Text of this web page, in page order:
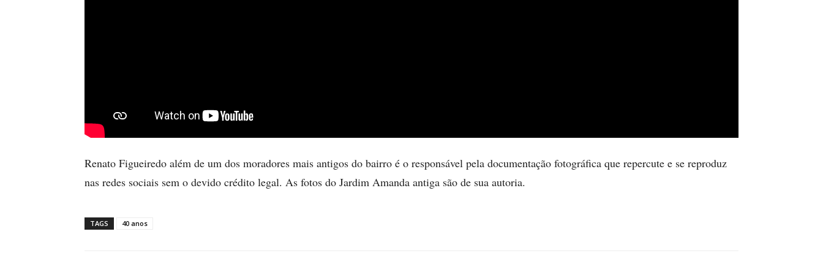
Renato Figueiredo além de um dos moradores mais antigos do bairro é o responsável pela documentação fotográfica que repercute e se reproduz
nas redes sociais sem o devido crédito legal. As fotos do Jardim Amanda antiga são de sua autoria.
TAGS 40 anos